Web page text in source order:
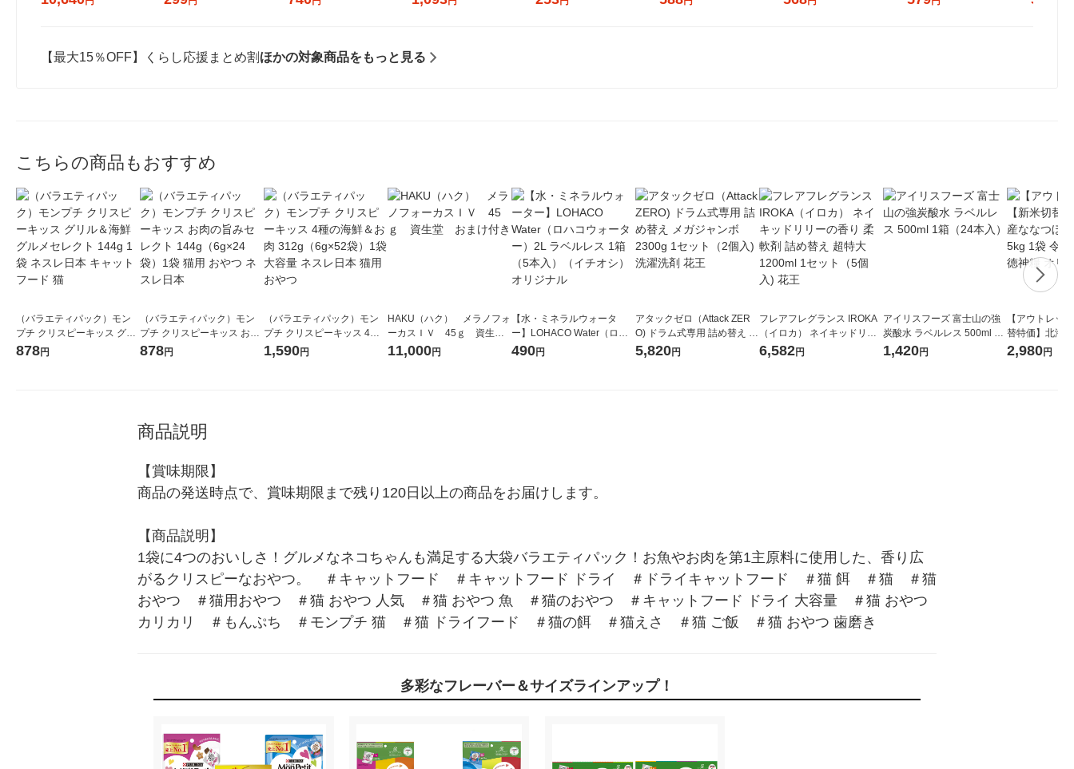
ル
【最大15％OFF】くらし応援まとめ割 ほかの対象商品をもっと見る
こちらの商品もおすすめ
（バラエティパック）モン
プチ クリスピーキッス グリ
ル＆海鮮グルメセレクト 14
878円
（バラエティパック）モン
プチ クリスピーキッス お肉
の旨みセレクト 144g（6g×2
878円
（バラエティパック）モン
プチ クリスピーキッス 4種
の海鮮＆お肉 312g（6g×52
1,590円
HAKU（ハク） メラノフォ
ーカスＩＶ 45ｇ 資生
堂 おまけ付き
11,000円
【水・ミネラルウォータ
ー】LOHACO Water（ロハ
コウォーター）2L ラベルレ
490円
アタックゼロ（Attack ZER
O) ドラム式専用 詰め替え メ
ガジャンボ 2300g 1セット
5,820円
フレアフレグランス IROKA
（イロカ） ネイキッドリリ
ーの香り 柔軟剤 詰め替え 超
6,582円
アイリスフーズ 富士山の強
炭酸水 ラベルレス 500ml 1
箱（24本入）
1,420円
【アウトレッ
替特価】北海
し 無洗米 5kg
2,980円
商品説明
【賞味期限】
商品の発送時点で、賞味期限まで残り120日以上の商品をお届けします。
【商品説明】
1袋に4つのおいしさ！グルメなネコちゃんも満足する大袋バラエティパック！お魚やお肉を第1主原料に使用した、香り広
がるクリスピーなおやつ。　＃キャットフード　＃キャットフード ドライ　＃ドライキャットフード　＃猫 餌　＃猫　＃猫
おやつ　＃猫用おやつ　＃猫 おやつ 人気　＃猫 おやつ 魚　＃猫のおやつ　＃キャットフード ドライ 大容量　＃猫 おやつ
カリカリ　＃もんぷち　＃モンプチ 猫　＃猫 ドライフード　＃猫の餌　＃猫えさ　＃猫 ご飯　＃猫 おやつ 歯磨き
多彩なフレーバー＆サイズラインアップ！